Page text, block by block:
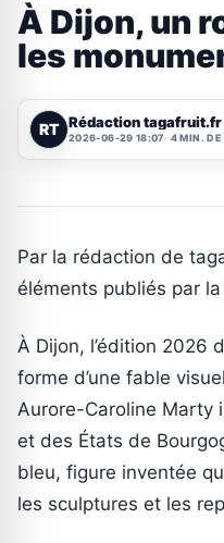
À Dijon, un
les
RT Rédaction tagafruit.fr
2026-06-29 18:07 4 MIN. DE
Par la rédaction de
éléments publiés par
À Dijon, l’édition 2026
forme d’une fable
Aurore-Caroline Marty
et des États de
bleu, figure inventée
les sculptures et les